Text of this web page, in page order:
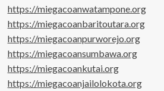
https://miegacoanwatampone.org
https://miegacoanbaritoutara.org
https://miegacoanpurworejo.org
https://miegacoansumbawa.org
https://miegacoankutai.org
https://miegacoanjailolokota.org